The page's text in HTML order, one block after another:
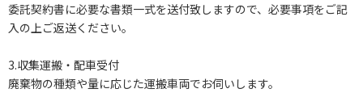
委託契約書に必要な書類一式を送付致しますので、必要事項をご記
入の上ご返送ください。
3.収集運搬・配車受付
廃棄物の種類や量に応じた運搬車両でお伺いします。